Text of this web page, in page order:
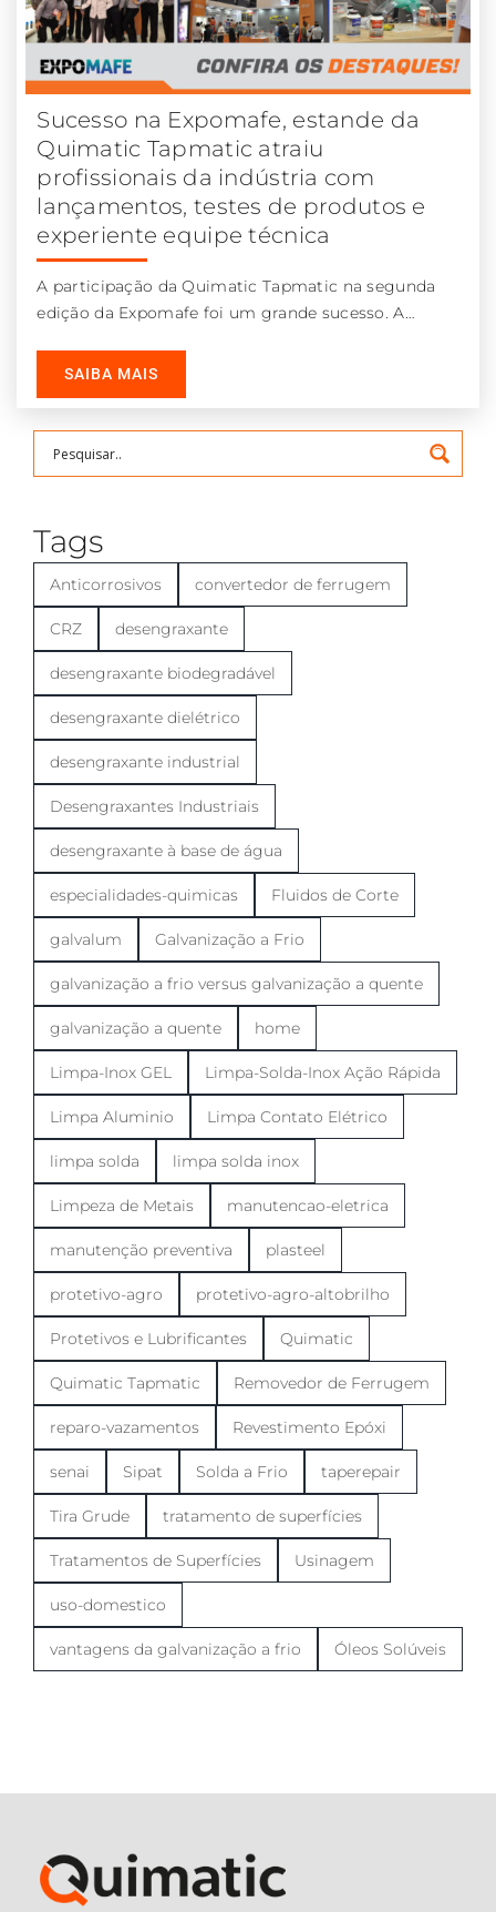
Sucesso na Expomafe, estande da
Quimatic Tapmatic atraiu
profissionais da indústria com
lançamentos, testes de produtos e
experiente equipe técnica
A participação da Quimatic Tapmatic na segunda
edição da Expomafe foi um grande sucesso. A
SAIBA MAIS
Tags
Anticorrosivos convertedor de ferrugem
CRZ desengraxante
desengraxante biodegradável
desengraxante dielétrico
desengraxante industrial
Desengraxantes Industriais
desengraxante à base de água
especialidades-quimicas Fluidos de Corte
galvalum Galvanização a Frio
galvanização a frio versus galvanização a quente
galvanização a quente home
Limpa-Inox GEL Limpa-Solda-Inox Ação Rápida
Limpa Aluminio Limpa Contato Elétrico
limpa solda limpa solda inox
Limpeza de Metais manutencao-eletrica
manutenção preventiva plasteel
protetivo-agro protetivo-agro-altobrilho
Protetivos e Lubrificantes Quimatic
Quimatic Tapmatic Removedor de Ferrugem
reparo-vazamentos Revestimento Epóxi
senai Sipat Solda a Frio taperepair
Tira Grude tratamento de superfícies
Tratamentos de Superfícies Usinagem
uso-domestico
vantagens da galvanização a frio Óleos Solúveis